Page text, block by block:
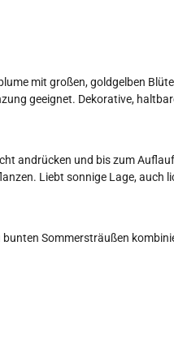
mit großen, goldgelben
geeignet. Dekorative,
andrücken und bis zum
Liebt sonnige Lage, auch
Sommersträußen